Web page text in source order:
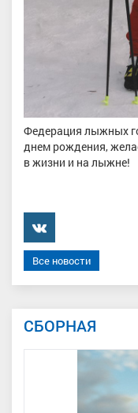
Федерация лыжных
днем рождения,
в жизни и на лыжне!
Все новости
СБОРНАЯ